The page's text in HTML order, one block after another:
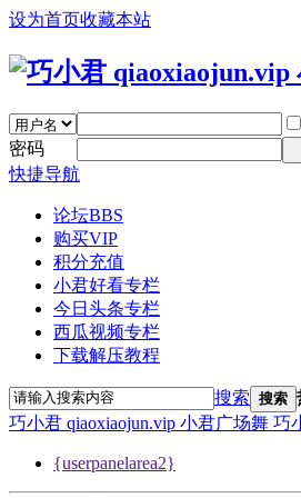
设为首页收藏本站
密码
快捷导航
论坛BBS
购买VIP
积分充值
小君好看专栏
今日头条专栏
西瓜视频专栏
下载解压教程
搜索 搜索
巧小君 qiaoxiaojun.vip 小君广场舞 巧
{userpanelarea2}